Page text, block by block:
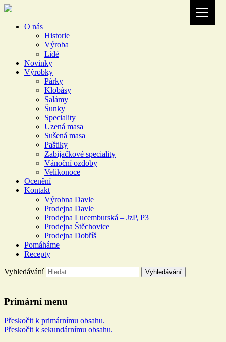
O nás
Historie
Výroba
Lidé
Novinky
Výrobky
Párky
Klobásy
Salámy
Šunky
Speciality
Uzená masa
Sušená masa
Paštiky
Zabijačkové speciality
Vánoční ozdoby
Velikonoce
Ocenění
Kontakt
Výrobna Davle
Prodejna Davle
Prodejna Lucemburská – JzP, P3
Prodejna Štěchovice
Prodejna Dobříš
Pomáháme
Recepty
DOLEJŠÍCH
Více než 100 let rodinné tradice
Vyhledávání
Primární menu
Přeskočit k primárnímu obsahu.
Přeskočit k sekundárnímu obsahu.